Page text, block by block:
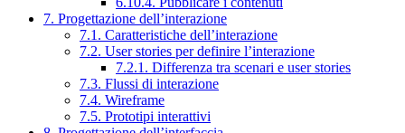
7. Progettazione dell’interazione
7.1. Caratteristiche dell’interazione
7.2. User stories per definire l’interazione
7.2.1. Differenza tra scenari e user stories
7.3. Flussi di interazione
7.4. Wireframe
7.5. Prototipi interattivi